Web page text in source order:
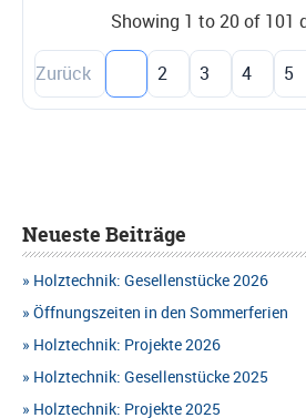
Showing 1 to 20 of 101
Zurück 2 3 4 5
Neueste Beiträge
Holztechnik: Gesellenstücke 2026
Öffnungszeiten in den Sommerferien
Holztechnik: Projekte 2026
Holztechnik: Gesellenstücke 2025
Holztechnik: Projekte 2025